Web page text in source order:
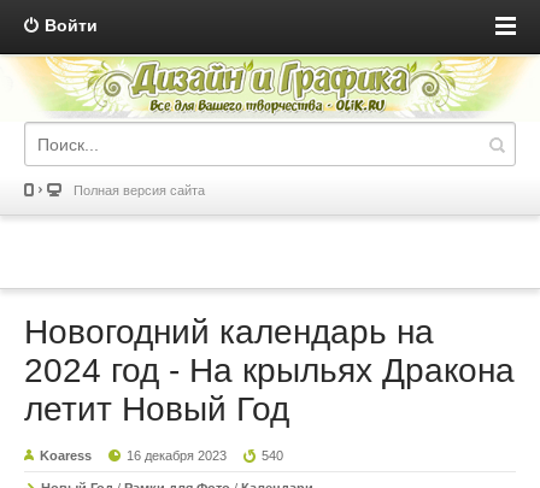
Войти
Полная версия сайта
Новогодний календарь на
2024 год - На крыльях Дракона
летит Новый Год
Koaress 16 декабря 2023 540